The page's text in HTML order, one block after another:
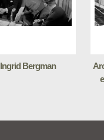
Ingrid Bergman